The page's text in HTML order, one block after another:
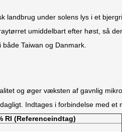
landbrug under solens lys i et
umiddelbart efter høst, så
Taiwan og Danmark.
og øger væksten af gavnlig
Indtages i forbindelse med et
RI (Referenceindtag)